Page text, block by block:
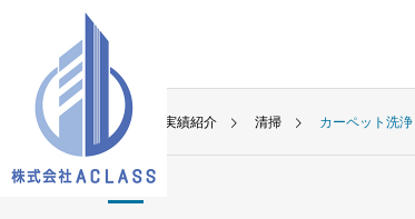
実績紹介 清掃 カーペット洗